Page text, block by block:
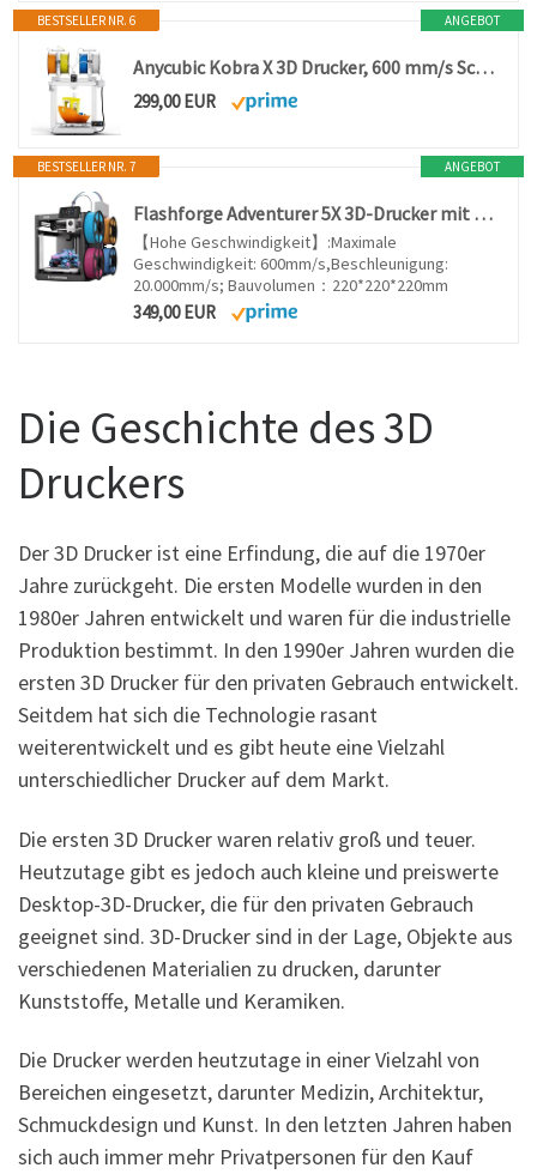
ANGEBOT
BESTSELLER NR. 6
Anycubic Kobra X 3D Drucker, 600 mm/s Schnelles Drucken
299,00 EUR
ANGEBOT
BESTSELLER NR. 7
Flashforge Adventurer 5X 3D-Drucker mit Mehrfarbendruck, Anpassbar mit IFS,AD5X 3D-Drucker für mehrere Materialien,Vollautomatische Nivellierung,Maximale Geschwindigkeit: 600mm/s,Unterstützt PETG CF
【Hohe Geschwindigkeit】:Maximale
Geschwindigkeit: 600mm/s,Beschleunigung:
20.000mm/s; Bauvolumen：220*220*220mm
349,00 EUR
Die Geschichte des 3D
Druckers
Der 3D Drucker ist eine Erfindung, die auf die 1970er
Jahre zurückgeht. Die ersten Modelle wurden in den
1980er Jahren entwickelt und waren für die industrielle
Produktion bestimmt. In den 1990er Jahren wurden die
ersten 3D Drucker für den privaten Gebrauch entwickelt.
Seitdem hat sich die Technologie rasant
weiterentwickelt und es gibt heute eine Vielzahl
unterschiedlicher Drucker auf dem Markt.
Die ersten 3D Drucker waren relativ groß und teuer.
Heutzutage gibt es jedoch auch kleine und preiswerte
Desktop-3D-Drucker, die für den privaten Gebrauch
geeignet sind. 3D-Drucker sind in der Lage, Objekte aus
verschiedenen Materialien zu drucken, darunter
Kunststoffe, Metalle und Keramiken.
Die Drucker werden heutzutage in einer Vielzahl von
Bereichen eingesetzt, darunter Medizin, Architektur,
Schmuckdesign und Kunst. In den letzten Jahren haben
sich auch immer mehr Privatpersonen für den Kauf